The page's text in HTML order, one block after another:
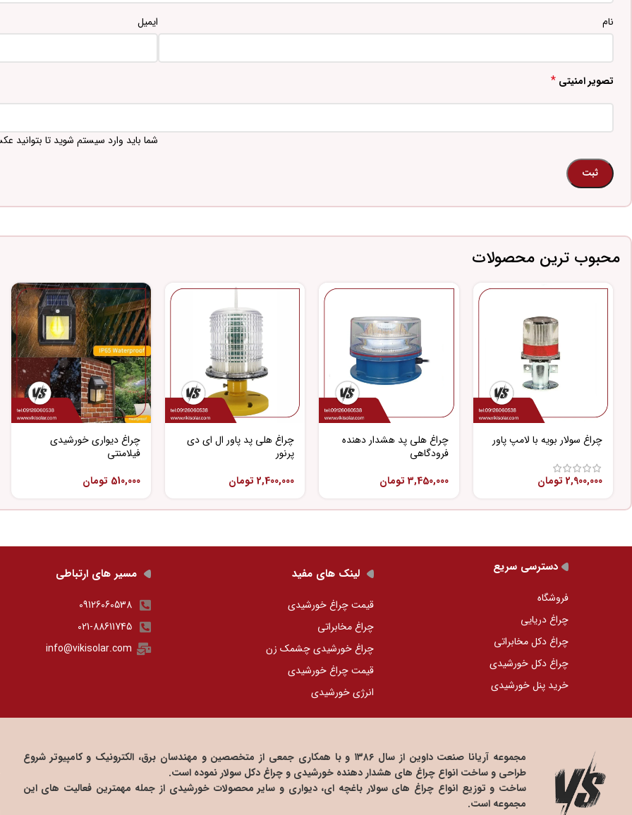
نام ایمیل
تصویر امنیتی *
شما باید وارد سیستم شوید تا بتوانید
محبوب ترین محصولات
چراغ سولار بویه با لامپ پاور
2,900,000 تومان
چراغ هلی پد هشدار دهنده
فرودگاهی
3,450,000 تومان
چراغ هلی پد پاور ال ای دی
پرنور
2,400,000 تومان
چراغ دیواری خورشیدی
فیلامنتی
510,000 تومان
دسترسی سریع
فروشگاه
چراغ دریایی
چراغ دکل مخابراتی
چراغ دکل خورشیدی
خرید پنل خورشیدی
لینک های مفید
قیمت چراغ خورشیدی
چراغ مخابراتی
چراغ خورشیدی چشمک زن
قیمت چراغ خورشیدی
انرژی خورشیدی
مسیر های ارتباطی
09126060538
021-88611745
info@vikisolar.com
مجموعه آریانا صنعت داوین از سال ۱۳۸۶ و با همکاری جمعی از متخصصین و مهندسان برق، الکترونیک و کامپیوتر شروع
طراحی و ساخت انواع چراغ های هشدار دهنده خورشیدی و چراغ دکل سولار نموده است.
ساخت و توزیع انواع چراغ های سولار باغچه ای، دیواری و سایر محصولات خورشیدی از جمله مهمترین فعالیت های این
مجموعه است.